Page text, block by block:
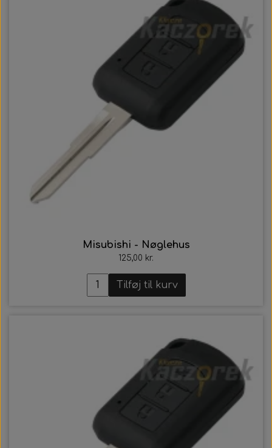
Misubishi - Nøglehus
125,00 kr.
Tilføj til kurv